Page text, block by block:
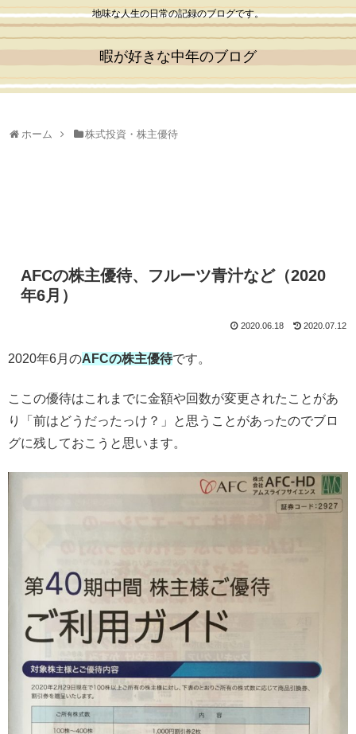
地味な人生の日常の記録のブログです。
暇が好きな中年のブログ
ホーム 株式投資・株主優待
AFCの株主優待、フルーツ青汁など（2020
年6月）
2020.06.18 2020.07.12
2020年6月のAFCの株主優待です。
ここの優待はこれまでに金額や回数が変更されたことがあ
り「前はどうだったっけ？」と思うことがあったのでブロ
グに残しておこうと思います。